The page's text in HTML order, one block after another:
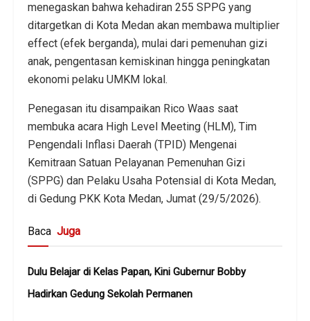
menegaskan bahwa kehadiran 255 SPPG yang
ditargetkan di Kota Medan akan membawa multiplier
effect (efek berganda), mulai dari pemenuhan gizi
anak, pengentasan kemiskinan hingga peningkatan
ekonomi pelaku UMKM lokal.
Penegasan itu disampaikan Rico Waas saat
membuka acara High Level Meeting (HLM), Tim
Pengendali Inflasi Daerah (TPID) Mengenai
Kemitraan Satuan Pelayanan Pemenuhan Gizi
(SPPG) dan Pelaku Usaha Potensial di Kota Medan,
di Gedung PKK Kota Medan, Jumat (29/5/2026).
Baca Juga
Dulu Belajar di Kelas Papan, Kini Gubernur Bobby
Hadirkan Gedung Sekolah Permanen